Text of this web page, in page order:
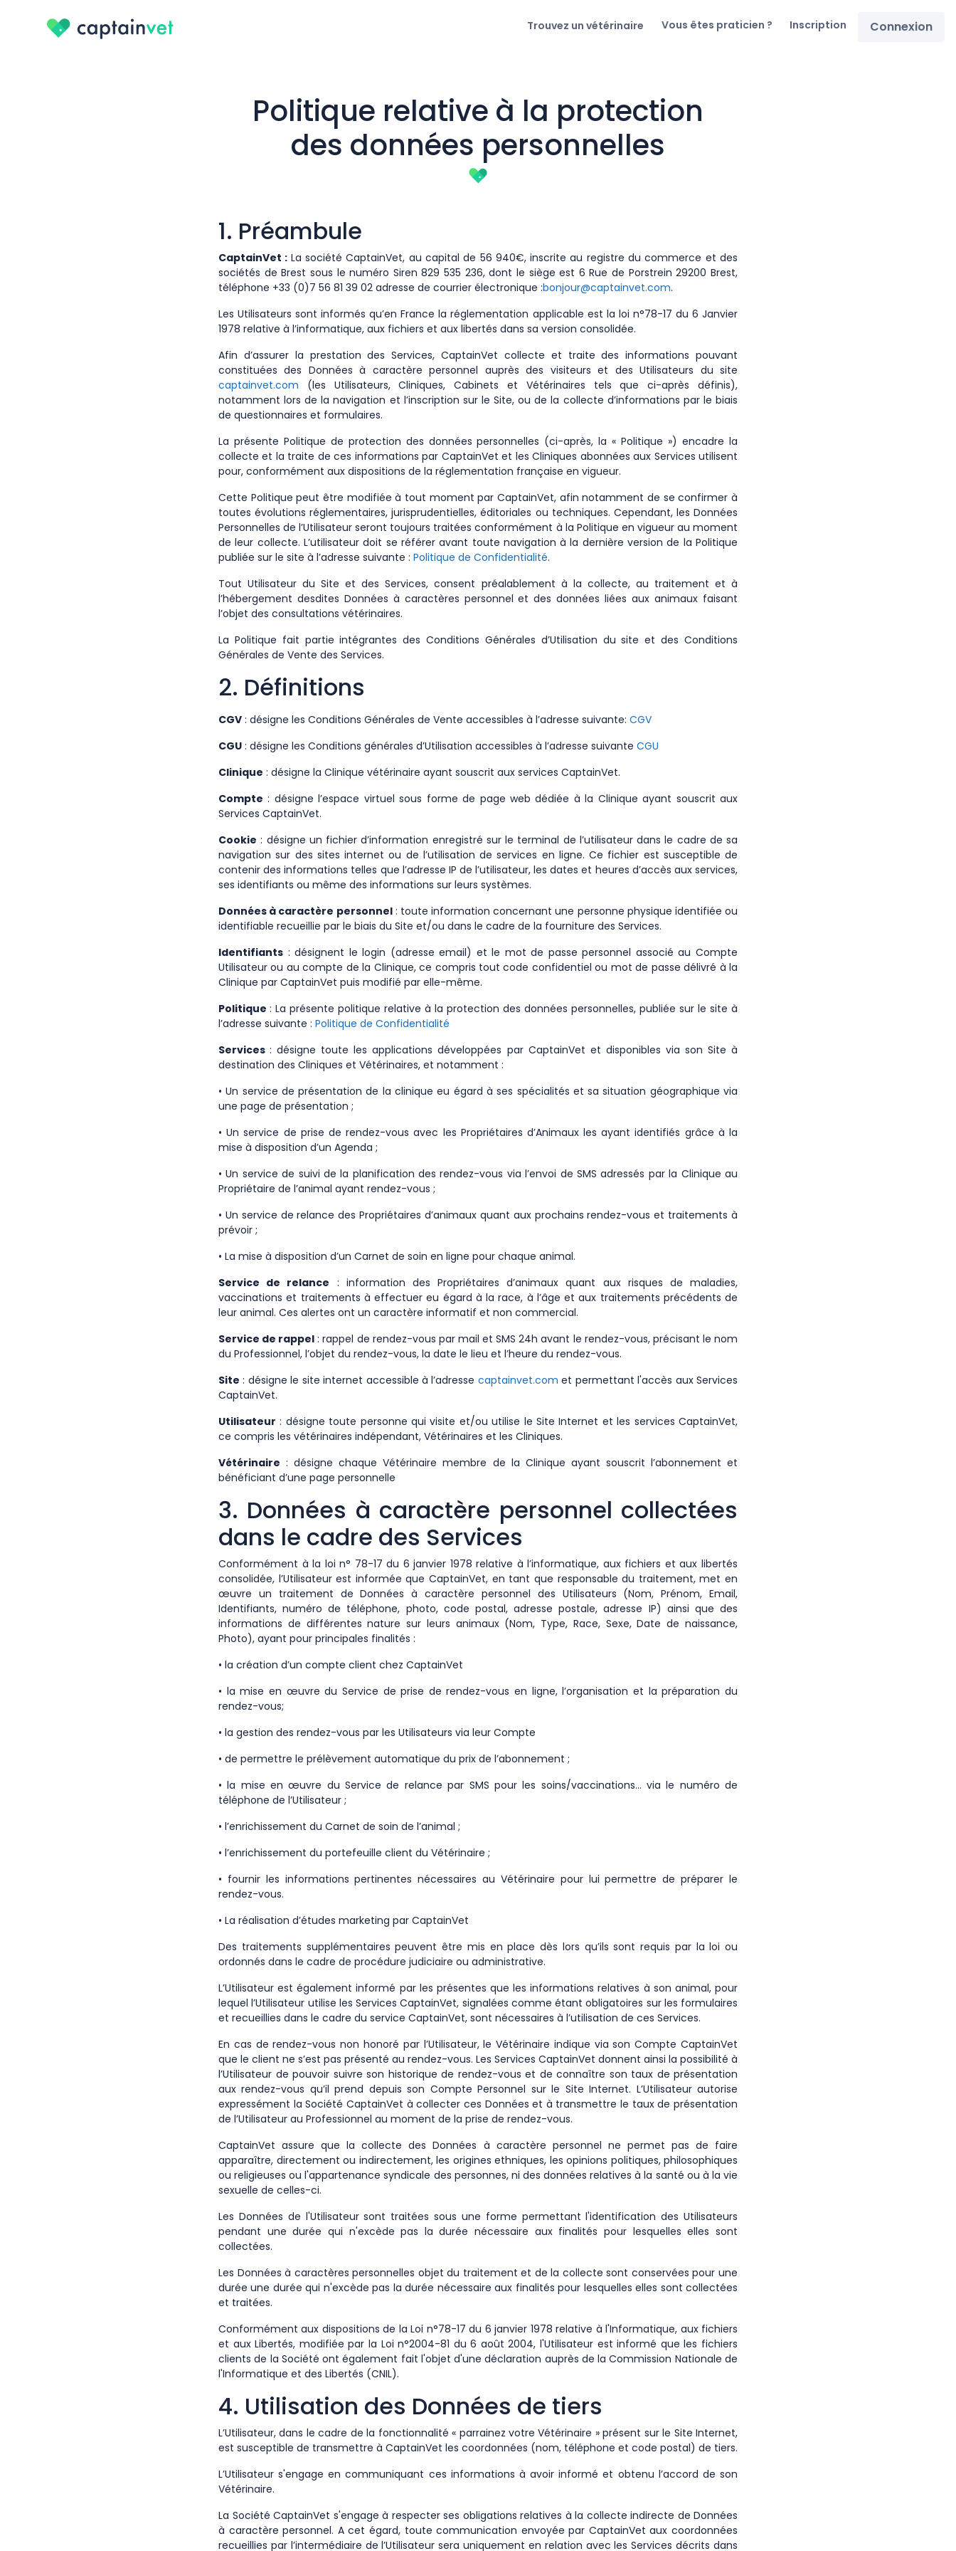
Trouvez un vétérinaire Vous êtes praticien ? Inscription Connexion
Politique relative à la protection
des données personnelles
1. Préambule
CaptainVet : La société CaptainVet, au capital de 56 940€, inscrite au registre du commerce et des
sociétés de Brest sous le numéro Siren 829 535 236, dont le siège est 6 Rue de Porstrein 29200 Brest,
téléphone +33 (0)7 56 81 39 02 adresse de courrier électronique :bonjour@captainvet.com.
Les Utilisateurs sont informés qu’en France la réglementation applicable est la loi n°78-17 du 6 Janvier
1978 relative à l’informatique, aux fichiers et aux libertés dans sa version consolidée.
Afin d’assurer la prestation des Services, CaptainVet collecte et traite des informations pouvant
constituées des Données à caractère personnel auprès des visiteurs et des Utilisateurs du site
captainvet.com (les Utilisateurs, Cliniques, Cabinets et Vétérinaires tels que ci-après définis),
notamment lors de la navigation et l’inscription sur le Site, ou de la collecte d’informations par le biais
de questionnaires et formulaires.
La présente Politique de protection des données personnelles (ci-après, la « Politique ») encadre la
collecte et la traite de ces informations par CaptainVet et les Cliniques abonnées aux Services utilisent
pour, conformément aux dispositions de la réglementation française en vigueur.
Cette Politique peut être modifiée à tout moment par CaptainVet, afin notamment de se confirmer à
toutes évolutions réglementaires, jurisprudentielles, éditoriales ou techniques. Cependant, les Données
Personnelles de l’Utilisateur seront toujours traitées conformément à la Politique en vigueur au moment
de leur collecte. L’utilisateur doit se référer avant toute navigation à la dernière version de la Politique
publiée sur le site à l’adresse suivante : Politique de Confidentialité.
Tout Utilisateur du Site et des Services, consent préalablement à la collecte, au traitement et à
l’hébergement desdites Données à caractères personnel et des données liées aux animaux faisant
l’objet des consultations vétérinaires.
La Politique fait partie intégrantes des Conditions Générales d’Utilisation du site et des Conditions
Générales de Vente des Services.
2. Définitions
CGV : désigne les Conditions Générales de Vente accessibles à l’adresse suivante: CGV
CGU : désigne les Conditions générales d’Utilisation accessibles à l’adresse suivante CGU
Clinique : désigne la Clinique vétérinaire ayant souscrit aux services CaptainVet.
Compte : désigne l’espace virtuel sous forme de page web dédiée à la Clinique ayant souscrit aux
Services CaptainVet.
Cookie : désigne un fichier d’information enregistré sur le terminal de l’utilisateur dans le cadre de sa
navigation sur des sites internet ou de l’utilisation de services en ligne. Ce fichier est susceptible de
contenir des informations telles que l’adresse IP de l’utilisateur, les dates et heures d’accès aux services,
ses identifiants ou même des informations sur leurs systèmes.
Données à caractère personnel: toute information concernant une personne physique identifiée ou
identifiable recueillie par le biais du Site et/ou dans le cadre de la fourniture des Services.
Identifiants : désignent le login (adresse email) et le mot de passe personnel associé au Compte
Utilisateur ou au compte de la Clinique, ce compris tout code confidentiel ou mot de passe délivré à la
Clinique par CaptainVet puis modifié par elle-même.
Politique : La présente politique relative à la protection des données personnelles, publiée sur le site à
l’adresse suivante : Politique de Confidentialité
Services: désigne toute les applications développées par CaptainVet et disponibles via son Site à
destination des Cliniques et Vétérinaires, et notamment :
• Un service de présentation de la clinique eu égard à ses spécialités et sa situation géographique via
une page de présentation ;
• Un service de prise de rendez-vous avec les Propriétaires d’Animaux les ayant identifiés grâce à la
mise à disposition d’un Agenda ;
• Un service de suivi de la planification des rendez-vous via l’envoi de SMS adressés par la Clinique au
Propriétaire de l’animal ayant rendez-vous ;
• Un service de relance des Propriétaires d’animaux quant aux prochains rendez-vous et traitements à
prévoir ;
• La mise à disposition d’un Carnet de soin en ligne pour chaque animal.
Service de relance : information des Propriétaires d’animaux quant aux risques de maladies,
vaccinations et traitements à effectuer eu égard à la race, à l’âge et aux traitements précédents de
leur animal. Ces alertes ont un caractère informatif et non commercial.
Service de rappel : rappel de rendez-vous par mail et SMS 24h avant le rendez-vous, précisant le nom
du Professionnel, l’objet du rendez-vous, la date le lieu et l’heure du rendez-vous.
Site : désigne le site internet accessible à l’adresse captainvet.com et permettant l'accès aux Services
CaptainVet.
Utilisateur : désigne toute personne qui visite et/ou utilise le Site Internet et les services CaptainVet,
ce compris les vétérinaires indépendant, Vétérinaires et les Cliniques.
Vétérinaire : désigne chaque Vétérinaire membre de la Clinique ayant souscrit l’abonnement et
bénéficiant d’une page personnelle
3. Données à caractère personnel collectées
dans le cadre des Services
Conformément à la loi n° 78-17 du 6 janvier 1978 relative à l’informatique, aux fichiers et aux libertés
consolidée, l’Utilisateur est informée que CaptainVet, en tant que responsable du traitement, met en
œuvre un traitement de Données à caractère personnel des Utilisateurs (Nom, Prénom, Email,
Identifiants, numéro de téléphone, photo, code postal, adresse postale, adresse IP) ainsi que des
informations de différentes nature sur leurs animaux (Nom, Type, Race, Sexe, Date de naissance,
Photo), ayant pour principales finalités :
• la création d’un compte client chez CaptainVet
• la mise en œuvre du Service de prise de rendez-vous en ligne, l’organisation et la préparation du
rendez-vous;
• la gestion des rendez-vous par les Utilisateurs via leur Compte
• de permettre le prélèvement automatique du prix de l’abonnement ;
• la mise en œuvre du Service de relance par SMS pour les soins/vaccinations… via le numéro de
téléphone de l’Utilisateur ;
• l’enrichissement du Carnet de soin de l’animal ;
• l’enrichissement du portefeuille client du Vétérinaire ;
• fournir les informations pertinentes nécessaires au Vétérinaire pour lui permettre de préparer le
rendez-vous.
• La réalisation d’études marketing par CaptainVet
Des traitements supplémentaires peuvent être mis en place dès lors qu’ils sont requis par la loi ou
ordonnés dans le cadre de procédure judiciaire ou administrative.
L’Utilisateur est également informé par les présentes que les informations relatives à son animal, pour
lequel l’Utilisateur utilise les Services CaptainVet, signalées comme étant obligatoires sur les formulaires
et recueillies dans le cadre du service CaptainVet, sont nécessaires à l’utilisation de ces Services.
En cas de rendez-vous non honoré par l’Utilisateur, le Vétérinaire indique via son Compte CaptainVet
que le client ne s’est pas présenté au rendez-vous. Les Services CaptainVet donnent ainsi la possibilité à
l’Utilisateur de pouvoir suivre son historique de rendez-vous et de connaître son taux de présentation
aux rendez-vous qu’il prend depuis son Compte Personnel sur le Site Internet. L’Utilisateur autorise
expressément la Société CaptainVet à collecter ces Données et à transmettre le taux de présentation
de l’Utilisateur au Professionnel au moment de la prise de rendez-vous.
CaptainVet assure que la collecte des Données à caractère personnel ne permet pas de faire
apparaître, directement ou indirectement, les origines ethniques, les opinions politiques, philosophiques
ou religieuses ou l'appartenance syndicale des personnes, ni des données relatives à la santé ou à la vie
sexuelle de celles-ci.
Les Données de l'Utilisateur sont traitées sous une forme permettant l'identification des Utilisateurs
pendant une durée qui n'excède pas la durée nécessaire aux finalités pour lesquelles elles sont
collectées.
Les Données à caractères personnelles objet du traitement et de la collecte sont conservées pour une
durée une durée qui n'excède pas la durée nécessaire aux finalités pour lesquelles elles sont collectées
et traitées.
Conformément aux dispositions de la Loi n°78-17 du 6 janvier 1978 relative à l'Informatique, aux fichiers
et aux Libertés, modifiée par la Loi n°2004-81 du 6 août 2004, l'Utilisateur est informé que les fichiers
clients de la Société ont également fait l'objet d'une déclaration auprès de la Commission Nationale de
l'Informatique et des Libertés (CNIL).
4. Utilisation des Données de tiers
L’Utilisateur, dans le cadre de la fonctionnalité « parrainez votre Vétérinaire » présent sur le Site Internet,
est susceptible de transmettre à CaptainVet les coordonnées (nom, téléphone et code postal) de tiers.
L’Utilisateur s'engage en communiquant ces informations à avoir informé et obtenu l’accord de son
Vétérinaire.
La Société CaptainVet s'engage à respecter ses obligations relatives à la collecte indirecte de Données
à caractère personnel. A cet égard, toute communication envoyée par CaptainVet aux coordonnées
recueillies par l’intermédiaire de l’Utilisateur sera uniquement en relation avec les Services décrits dans